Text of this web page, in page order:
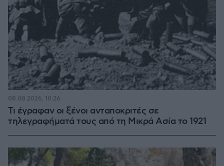
Τι έγραφαν οι ξένοι ανταποκριτές σε
τηλεγραφήματά τους από τη Μικρά Ασία το 1921
08.08.2026, 10:26